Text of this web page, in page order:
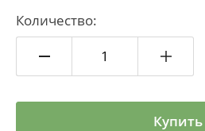
Количество:
Купить